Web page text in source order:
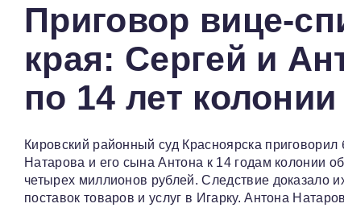
Приговор вице-
края: Сергей и
по 14 лет колонии
Кировский районный суд Красноярска
Натарова и его сына Антона к 14 годам колонии
четырех миллионов рублей. Следствие доказало
поставок товаров и услуг в Игарку. Антона